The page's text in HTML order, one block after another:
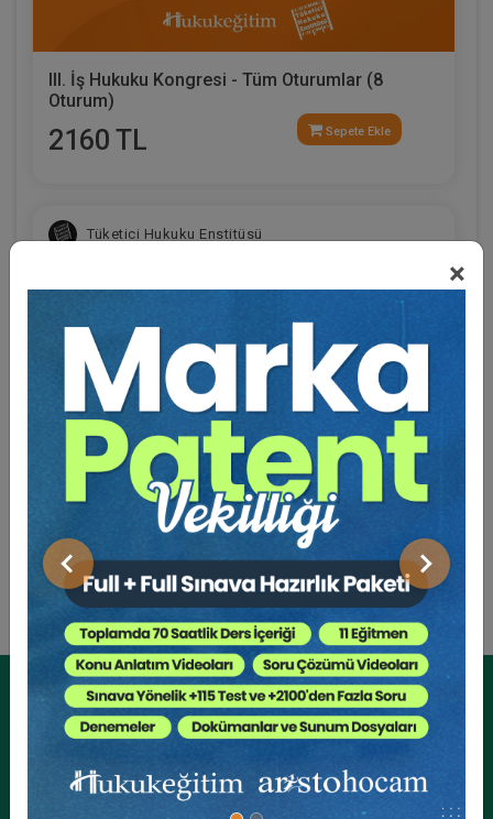
×
Önceki Sonraki
III. İş Hukuku Kongresi - Tüm Oturumlar (8
Oturum)
2160 TL Sepete Ekle
Tüketici Hukuku Enstitüsü
İşçilik Alacakları ve Tazminatları - 1 - III. İş
Hukuku Kongresi - VII. Oturum
360 TL Sepete Ekle
Tüketici Hukuku Enstitüsü
Eğitmen Hakkında
Sosyal Medya
Kurumsal Üyelikler İçin
Kurumsal Teklif Alın